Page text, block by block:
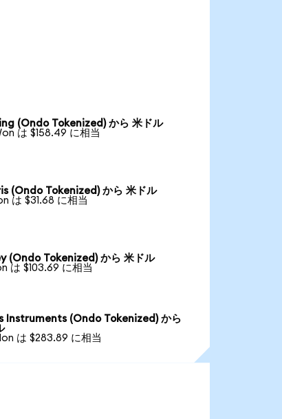
(Ondo Tokenized) から 米ドル
は $158.49 に相当
(Ondo Tokenized) から 米ドル
は $31.68 に相当
(Ondo Tokenized) から 米ドル
は $103.69 に相当
Instruments (Ondo Tokenized) から
は $283.89 に相当